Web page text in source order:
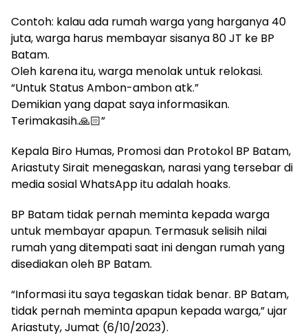
Contoh: kalau ada rumah warga yang harganya 40
juta, warga harus membayar sisanya 80 JT ke BP
Batam.
Oleh karena itu, warga menolak untuk relokasi.
“Untuk Status Ambon-ambon atk.”
Demikian yang dapat saya informasikan.
Terimakasih.🙏🏻”
Kepala Biro Humas, Promosi dan Protokol BP Batam,
Ariastuty Sirait menegaskan, narasi yang tersebar di
media sosial WhatsApp itu adalah hoaks.
BP Batam tidak pernah meminta kepada warga
untuk membayar apapun. Termasuk selisih nilai
rumah yang ditempati saat ini dengan rumah yang
disediakan oleh BP Batam.
“Informasi itu saya tegaskan tidak benar. BP Batam,
tidak pernah meminta apapun kepada warga,” ujar
Ariastuty, Jumat (6/10/2023).